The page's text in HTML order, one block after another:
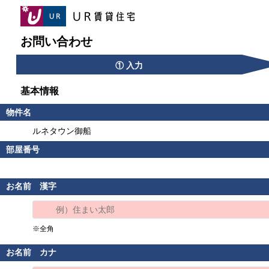
お問い合わせ
① 入力
基本情報
物件名
ルネタウン御船
部屋番号
お名前 漢字
※全角
お名前 カナ